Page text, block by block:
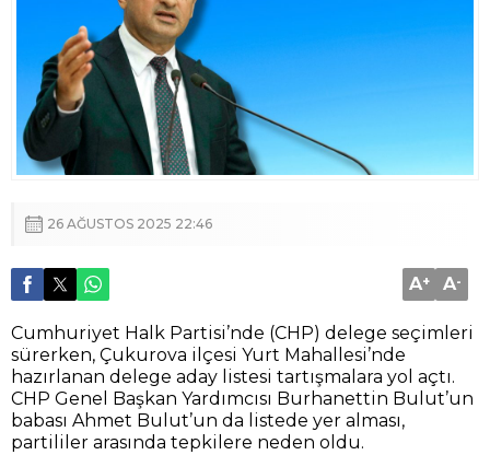
26 AĞUSTOS 2025 22:46
A+ A-
Cumhuriyet Halk Partisi’nde (CHP) delege seçimleri
sürerken, Çukurova ilçesi Yurt Mahallesi’nde
hazırlanan delege aday listesi tartışmalara yol açtı.
CHP Genel Başkan Yardımcısı Burhanettin Bulut’un
babası Ahmet Bulut’un da listede yer alması,
partililer arasında tepkilere neden oldu.